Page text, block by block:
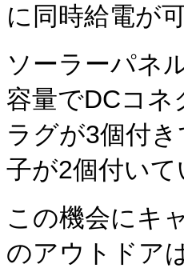
に同時給電が
ソーラーパネ
容量でDCコネ
ラグが3個付
子が2個付いて
この機会にキ
のアウトドア